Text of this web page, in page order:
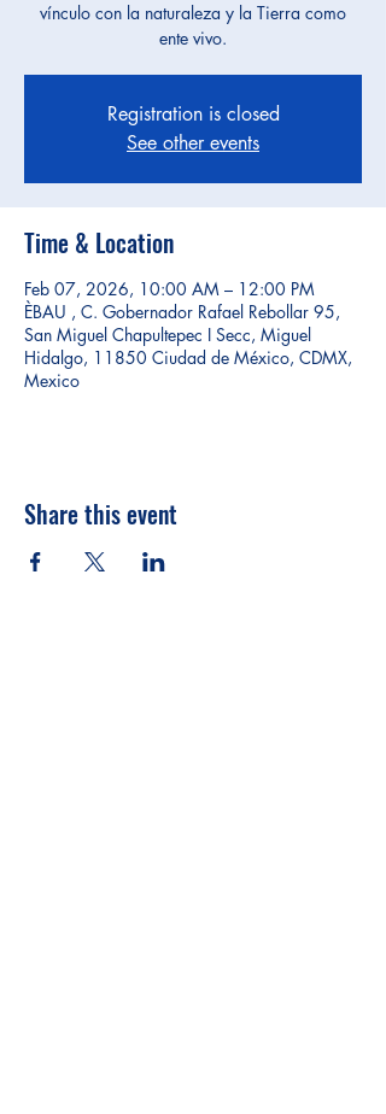
vínculo con la naturaleza y la Tierra como
ente vivo.
Registration is closed
See other events
Time & Location
Feb 07, 2026, 10:00 AM – 12:00 PM
ÈBAU , C. Gobernador Rafael Rebollar 95,
San Miguel Chapultepec I Secc, Miguel
Hidalgo, 11850 Ciudad de México, CDMX,
Mexico
Share this event